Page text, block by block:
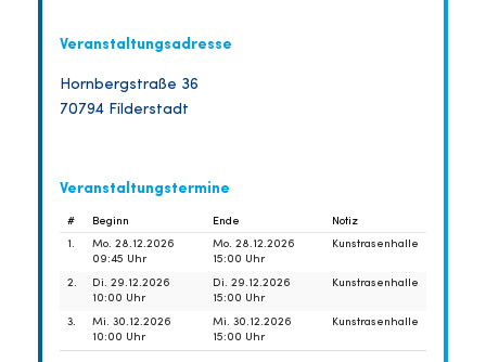
Veranstaltungsadresse
Hornbergstraße 36
70794 Filderstadt
Veranstaltungstermine
# Beginn Ende
Notiz
1.
Mo. 28.12.2026
09:45 Uhr
Mo. 28.12.2026
15:00 Uhr
Kunstrasenhalle
2.
Di. 29.12.2026
10:00 Uhr
Di. 29.12.2026
15:00 Uhr
Kunstrasenhalle
3.
Mi. 30.12.2026
10:00 Uhr
Mi. 30.12.2026
15:00 Uhr
Kunstrasenhalle